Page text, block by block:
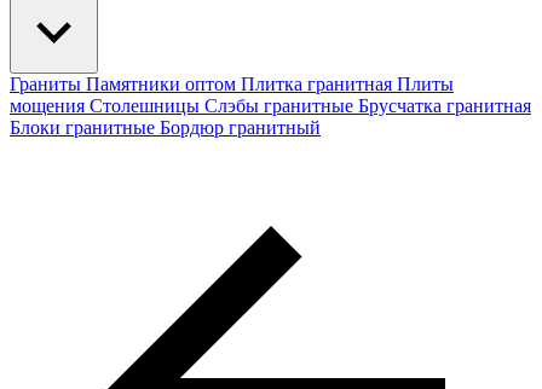
Граниты Памятники оптом Плитка гранитная Плиты
мощения Столешницы Слэбы гранитные Брусчатка гранитная
Блоки гранитные Бордюр гранитный